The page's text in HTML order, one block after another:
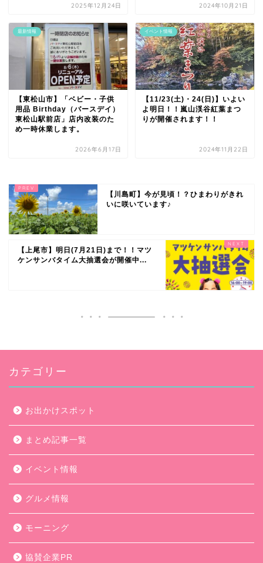
2025年12月24日 2024年10月21日
最新情報
【東松山市】「ベビー・子供
用品 Birthday（バースデイ）
東松山駅前店」店内改装のた
め一時休業します。
2026年6月17日
イベント情報
【11/23(土)・24(日)】いよい
よ明日！！嵐山渓谷紅葉まつ
りが開催されます！！
2024年11月22日
【川島町】今が見頃！？ひまわりがきれ
いに咲いています♪
【上尾市】明日(7月21日)まで！！マツ
ケンサンバタイム大抽選会が開催中...
カテゴリー
お出かけスポット
まとめ記事一覧
イベント情報
グルメ情報
モーニング
協賛企業PR